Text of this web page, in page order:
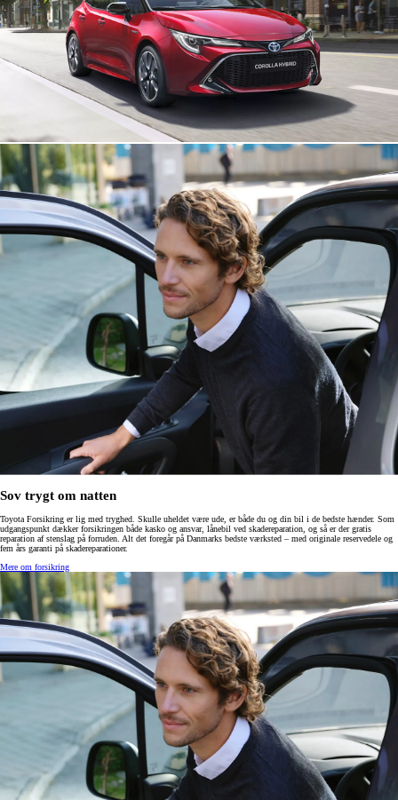
Sov trygt om natten
Toyota Forsikring er lig med tryghed. Skulle uheldet være ude, er både du og din bil i de bedste hænder. Som
udgangspunkt dækker forsikringen både kasko og ansvar, lånebil ved skadereparation, og så er der gratis
reparation af stenslag på forruden. Alt det foregår på Danmarks bedste værksted – med originale reservedele og
fem års garanti på skadereparationer.
Mere om forsikring